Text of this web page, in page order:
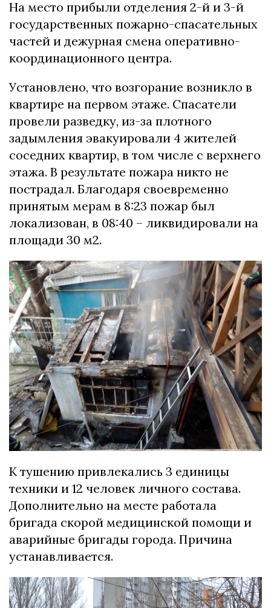
На место прибыли отделения 2-й и 3-й
государственных пожарно-спасательных
частей и дежурная смена оперативно-
координационного центра.
Установлено, что возгорание возникло в
квартире на первом этаже. Спасатели
провели разведку, из-за плотного
задымления эвакуировали 4 жителей
соседних квартир, в том числе с верхнего
этажа. В результате пожара никто не
пострадал. Благодаря своевременно
принятым мерам в 8:23 пожар был
локализован, в 08:40 – ликвидировали на
площади 30 м2.
К тушению привлекались 3 единицы
техники и 12 человек личного состава.
Дополнительно на месте работала
бригада скорой медицинской помощи и
аварийные бригады города. Причина
устанавливается.